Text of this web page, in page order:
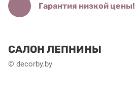
Гарантия низкой цены!
САЛОН ЛЕПНИНЫ
© decorby.by